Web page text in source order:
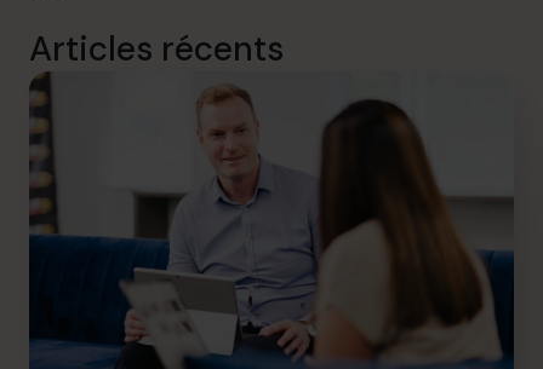
Articles récents